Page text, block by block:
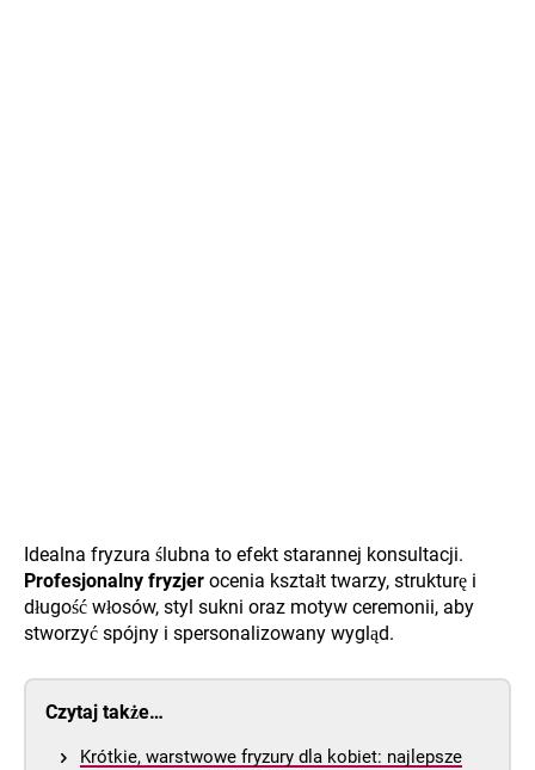
Idealna fryzura ślubna to efekt starannej konsultacji.
Profesjonalny fryzjer ocenia kształt twarzy, strukturę i
długość włosów, styl sukni oraz motyw ceremonii, aby
stworzyć spójny i spersonalizowany wygląd.
Czytaj także…
Krótkie, warstwowe fryzury dla kobiet: najlepsze